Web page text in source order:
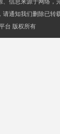
、信息来源于网络
请通知我们删除已转
台 版权所有